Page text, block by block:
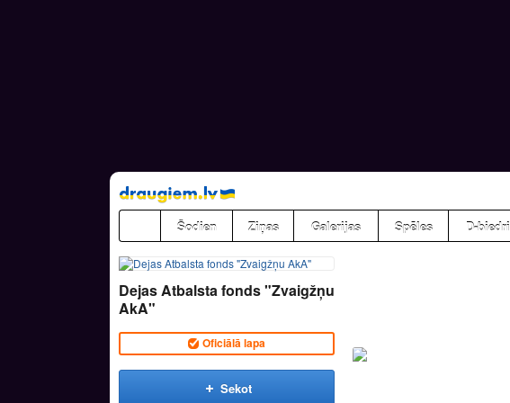
Pāriet
uz
saturu
Šodien Ziņas Galerijas Spēles D-biedri
Dejas Atbalsta fonds "Zvaigžņu
AkA"
Oficiālā lapa
Sekot